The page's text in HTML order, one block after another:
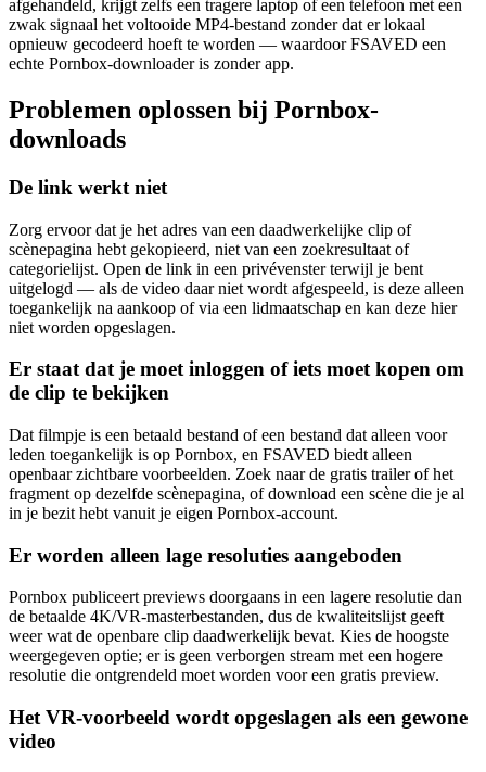
afgehandeld, krijgt zelfs een tragere laptop of een telefoon met een
zwak signaal het voltooide MP4-bestand zonder dat er lokaal
opnieuw gecodeerd hoeft te worden — waardoor FSAVED een
echte Pornbox-downloader is zonder app.
Problemen oplossen bij Pornbox-
downloads
De link werkt niet
Zorg ervoor dat je het adres van een daadwerkelijke clip of
scènepagina hebt gekopieerd, niet van een zoekresultaat of
categorielijst. Open de link in een privévenster terwijl je bent
uitgelogd — als de video daar niet wordt afgespeeld, is deze alleen
toegankelijk na aankoop of via een lidmaatschap en kan deze hier
niet worden opgeslagen.
Er staat dat je moet inloggen of iets moet kopen om
de clip te bekijken
Dat filmpje is een betaald bestand of een bestand dat alleen voor
leden toegankelijk is op Pornbox, en FSAVED biedt alleen
openbaar zichtbare voorbeelden. Zoek naar de gratis trailer of het
fragment op dezelfde scènepagina, of download een scène die je al
in je bezit hebt vanuit je eigen Pornbox-account.
Er worden alleen lage resoluties aangeboden
Pornbox publiceert previews doorgaans in een lagere resolutie dan
de betaalde 4K/VR-masterbestanden, dus de kwaliteitslijst geeft
weer wat de openbare clip daadwerkelijk bevat. Kies de hoogste
weergegeven optie; er is geen verborgen stream met een hogere
resolutie die ontgrendeld moet worden voor een gratis preview.
Het VR-voorbeeld wordt opgeslagen als een gewone
video